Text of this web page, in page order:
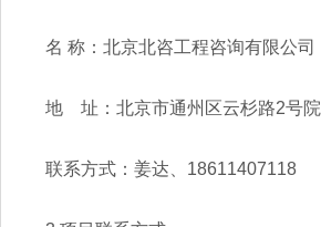
名 称：北京北咨工程咨询有限公司
地 址：北京市通州区云杉路2号院
联系方式：姜达、 18611407118